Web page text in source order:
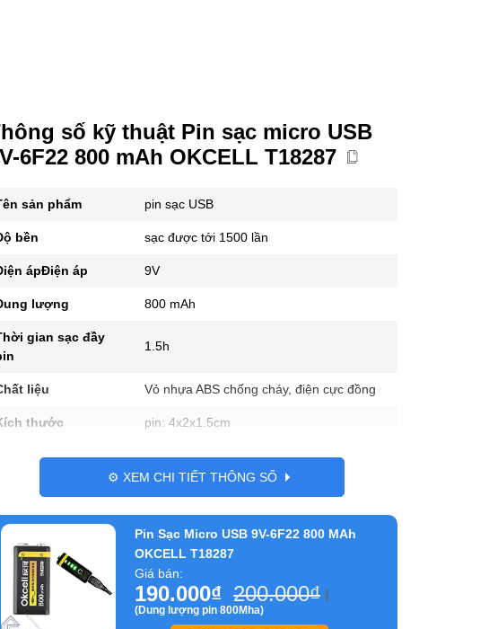
số kỹ thuật Pin sạc micro USB
6F22 800 mAh OKCELL T18287
sản phẩm pin sạc USB
bền sạc được tới 1500 lần
ápĐiện áp 9V
lượng 800 mAh
gian sạc đầy
1.5h
liệu Vỏ nhựa ABS chống cháy, điện cực đồng
thước pin: 4x2x1.5cm
⚙️ XEM CHI TIẾT THÔNG SỐ
Pin Sạc Micro USB 9V-6F22 800 MAh
OKCELL T18287
Giá bán:
190.000₫ 200.000₫ ℹ️
(Dung lượng pin 800Mha)